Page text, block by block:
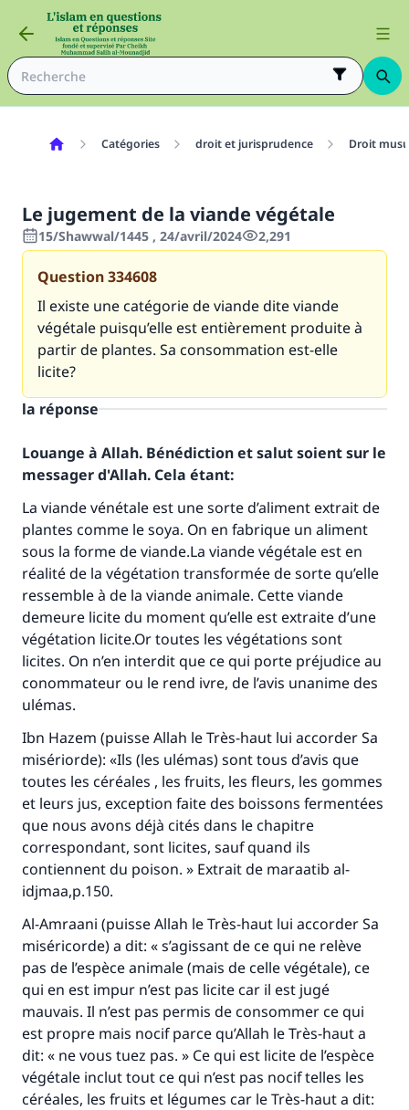
Catégories droit et jurisprudence Droit
Le jugement de la viande végétale
15/Shawwal/1445 , 24/avril/2024 2,291
Question334608
Il existe une catégorie de viande dite viande
végétale puisqu’elle est entièrement produite à
partir de plantes. Sa consommation est-elle
licite?
la réponse
Louange à Allah. Bénédiction et salut soient sur le
messager d'Allah. Cela étant:
La viande vénétale est une sorte d’aliment extrait de
plantes comme le soya. On en fabrique un aliment
sous la forme de viande.La viande végétale est en
réalité de la végétation transformée de sorte qu’elle
ressemble à de la viande animale. Cette viande
demeure licite du moment qu’elle est extraite d’une
végétation licite.Or toutes les végétations sont
licites. On n’en interdit que ce qui porte préjudice au
conommateur ou le rend ivre, de l’avis unanime des
ulémas.
Ibn Hazem (puisse Allah le Très-haut lui accorder Sa
misériorde): «Ils (les ulémas) sont tous d’avis que
toutes les céréales , les fruits, les fleurs, les gommes
et leurs jus, exception faite des boissons fermentées
que nous avons déjà cités dans le chapitre
correspondant, sont licites, sauf quand ils
contiennent du poison. » Extrait de maraatib al-
idjmaa,p.150.
Al-Amraani (puisse Allah le Très-haut lui accorder Sa
miséricorde) a dit: « s’agissant de ce qui ne relève
pas de l’espèce animale (mais de celle végétale), ce
qui en est impur n’est pas licite car il est jugé
mauvais. Il n’est pas permis de consommer ce qui
est propre mais nocif parce qu’Allah le Très-haut a
dit: « ne vous tuez pas. » Ce qui est licite de l’espèce
végétale inclut tout ce qui n’est pas nocif telles les
céréales, les fruits et légumes car le Très-haut a dit:
Faites une différence dans la vie de
millions de personnes grâce à votre
contribution
Aidez nous à apporter des réponses.